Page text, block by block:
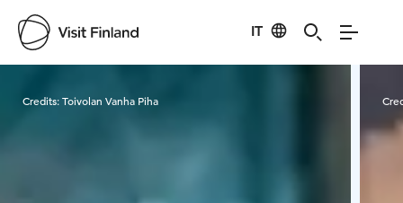
IT
Credits:Toivolan Vanha Piha